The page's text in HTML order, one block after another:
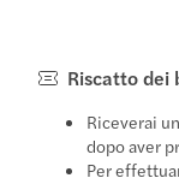
Riscatto dei
Riceverai
dopo aver
Per